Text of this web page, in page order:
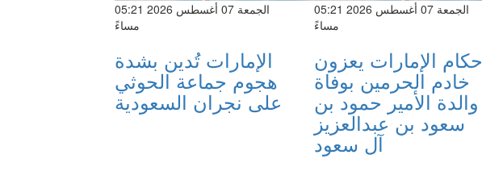
الجمعة 07 أغسطس 2026 05:21
مساءً
الإمارات تُدين بشدة
هجوم جماعة الحوثي
على نجران السعودية
الجمعة 07 أغسطس 2026 05:21
مساءً
حكام الإمارات يعزون
خادم الحرمين بوفاة
والدة الأمير حمود بن
سعود بن عبدالعزيز
آل سعود